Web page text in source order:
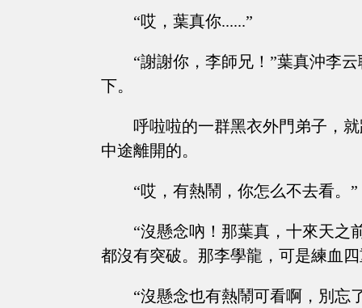
“哎，葉真你......”
“謝謝你，李師兄！”葉真沖李
下。
呼啦啦的一群黑衣外門弟子，
中途離開的。
“哎，有熱鬧，你怎么不去看。”
“沒懸念吶！那葉真，十來天之
都沒有突破。那李學龍，可是練血
“沒懸念也有熱鬧可看啊，別忘